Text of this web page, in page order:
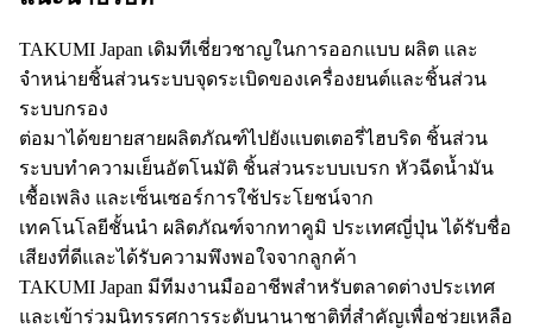
TAKUMI Japan เดิมทีเชี่ยวชาญในการออกแบบ ผลิต และ
จำหน่ายชิ้นส่วนระบบจุดระเบิดของเครื่องยนต์และชิ้นส่วน
ระบบกรอง
ต่อมาได้ขยายสายผลิตภัณฑ์ไปยังแบตเตอรี่ไฮบริด ชิ้นส่วน
ระบบทำความเย็นอัตโนมัติ ชิ้นส่วนระบบเบรก หัวฉีดน้ำมัน
เชื้อเพลิง และเซ็นเซอร์การใช้ประโยชน์จาก
เทคโนโลยีชั้นนำ ผลิตภัณฑ์จากทาคูมิ ประเทศญี่ปุ่น ได้รับชื่อ
เสียงที่ดีและได้รับความพึงพอใจจากลูกค้า
TAKUMI Japan มีทีมงานมืออาชีพสำหรับตลาดต่างประเทศ
และเข้าร่วมนิทรรศการระดับนานาชาติที่สำคัญเพื่อช่วยเหลือ